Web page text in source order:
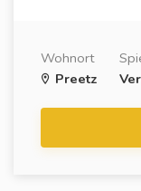
Wohnort
Preetz